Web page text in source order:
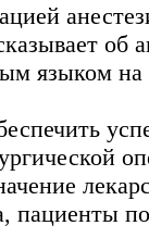
об
языком на
пациенты